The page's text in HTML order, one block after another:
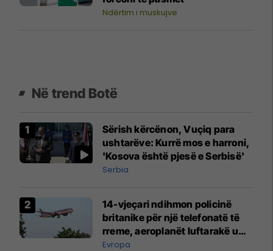
Ndërtim i muskujve
Në trend Botë
Sërish kërcënon, Vuçiq para
ushtarëve: Kurrë mos e harroni,
'Kosova është pjesë e Serbisë'
Serbia
14-vjeçari ndihmon policinë
britanike për një telefonatë të
rreme, aeroplanët luftarakë u
ngritën në ajër për të
Evropa